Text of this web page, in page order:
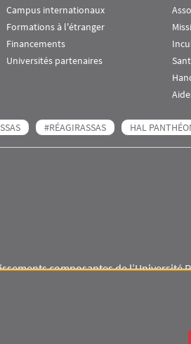
Campus internationaux
Formations à l'étranger
Financements
Universités partenaires
#RÉAGIRASSAS HAL
composantes de l’Université